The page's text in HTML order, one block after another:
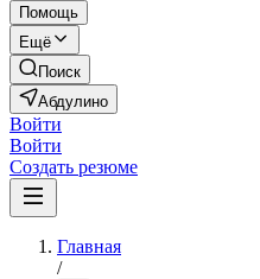
Помощь
Ещё
Поиск
Абдулино
Войти
Войти
Создать резюме
Главная
/